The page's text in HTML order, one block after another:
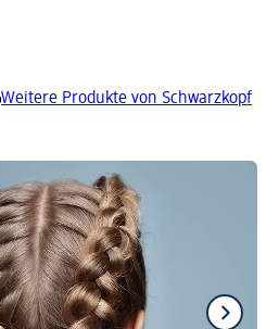
Weitere Produkte von Schwarzkopf